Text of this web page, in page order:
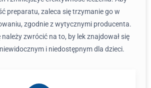
preparatu, zaleca się trzymanie go w
zgodnie z wytycznymi producenta.
zwrócić na to, by lek znajdował się
i niedostępnym dla dzieci.